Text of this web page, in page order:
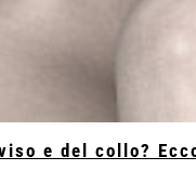
e del collo?